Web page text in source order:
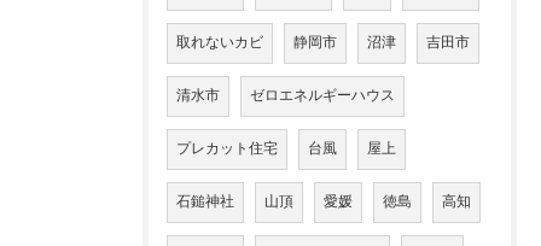
取れないカビ 静岡市 沼津 吉田市
清水市 ゼロエネルギーハウス
プレカット住宅 台風 屋上
石鎚神社 山頂 愛媛 徳島 高知